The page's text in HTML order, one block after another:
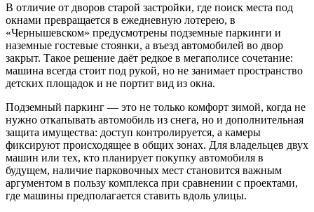
В отличие от дворов старой застройки, где поиск места под
окнами превращается в ежедневную лотерею, в
«Чернышевском» предусмотрены подземные паркинги и
наземные гостевые стоянки, а въезд автомобилей во двор
закрыт. Такое решение даёт редкое в мегаполисе сочетание:
машина всегда стоит под рукой, но не занимает пространство
детских площадок и не портит вид из окна.
Подземный паркинг — это не только комфорт зимой, когда не
нужно откапывать автомобиль из снега, но и дополнительная
защита имущества: доступ контролируется, а камеры
фиксируют происходящее в общих зонах. Для владельцев двух
машин или тех, кто планирует покупку автомобиля в
будущем, наличие парковочных мест становится важным
аргументом в пользу комплекса при сравнении с проектами,
где машины предполагается ставить вдоль улицы.